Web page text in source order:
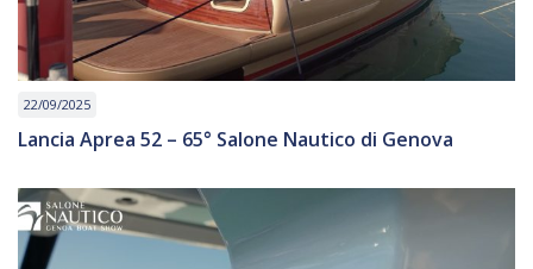
22/09/2025
Lancia Aprea 52 – 65° Salone Nautico di Genova